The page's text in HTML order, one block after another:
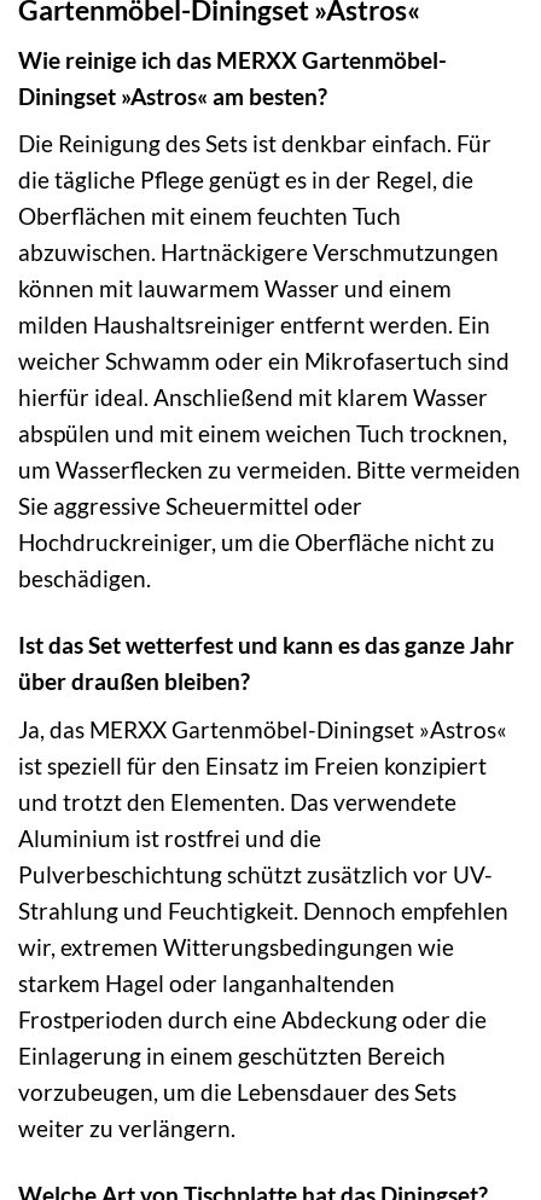
Gartenmöbel-Diningset »Astros«
Wie reinige ich das MERXX Gartenmöbel-
Diningset »Astros« am besten?
Die Reinigung des Sets ist denkbar einfach. Für
die tägliche Pflege genügt es in der Regel, die
Oberflächen mit einem feuchten Tuch
abzuwischen. Hartnäckigere Verschmutzungen
können mit lauwarmem Wasser und einem
milden Haushaltsreiniger entfernt werden. Ein
weicher Schwamm oder ein Mikrofasertuch sind
hierfür ideal. Anschließend mit klarem Wasser
abspülen und mit einem weichen Tuch trocknen,
um Wasserflecken zu vermeiden. Bitte vermeiden
Sie aggressive Scheuermittel oder
Hochdruckreiniger, um die Oberfläche nicht zu
beschädigen.
Ist das Set wetterfest und kann es das ganze Jahr
über draußen bleiben?
Ja, das MERXX Gartenmöbel-Diningset »Astros«
ist speziell für den Einsatz im Freien konzipiert
und trotzt den Elementen. Das verwendete
Aluminium ist rostfrei und die
Pulverbeschichtung schützt zusätzlich vor UV-
Strahlung und Feuchtigkeit. Dennoch empfehlen
wir, extremen Witterungsbedingungen wie
starkem Hagel oder langanhaltenden
Frostperioden durch eine Abdeckung oder die
Einlagerung in einem geschützten Bereich
vorzubeugen, um die Lebensdauer des Sets
weiter zu verlängern.
Welche Art von Tischplatte hat das Diningset?